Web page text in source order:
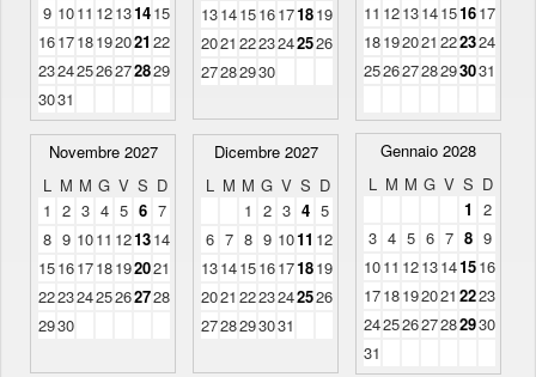
9 1011 12131415
161718192021 22
23242526272829
3031
13141516171819
2021 2223242526
27282930
11 121314151617
18192021 222324
25262728293031
Novembre 2027
L M M G V S D
1 2 3 4 5 6 7
8 9 1011 121314
15161718192021
22232425262728
2930
Dicembre 2027
L M M G V S D
1 2 3 4 5
6 7 8 9 1011 12
13141516171819
2021 2223242526
2728293031
Gennaio 2028
L M M G V S D
1 2
3 4 5 6 7 8 9
1011 1213141516
1718192021 2223
24252627282930
31